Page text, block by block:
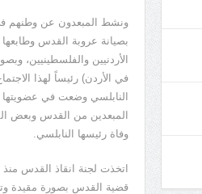
ونشط المبعدون عن وطنهم في
الأردنيين والفلسطينيين،
في الأردن) رئيساً لهذا
النابلسي وضعت في عضويتها
المبعدين من القدس وبعض
وفاة رئيسها النابلسي.
اتخذت لجنة انقاذ القدس
قضية القدس بصورة مقيدة